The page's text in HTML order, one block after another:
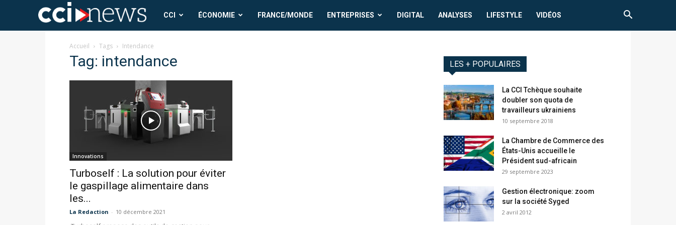
CCICCI ÉCONOMIE FRANCE/MONDE ENTREPRISES DIGITAL ANALYSES LIFESTYLE VIDÉOS
Accueil Tags Intendance
Tag: intendance
Innovations
Turboself : La solution pour éviter
le gaspillage alimentaire dans
les...
La Redaction - 10 décembre 2021
LES + POPULAIRES
La CCI Tchèque souhaite
doubler son quota de
travailleurs ukrainiens
10 septembre 2018
La Chambre de Commerce des
États-Unis accueille le
Président sud-africain
29 septembre 2023
Gestion électronique: zoom
sur la société Syged
2 avril 2012